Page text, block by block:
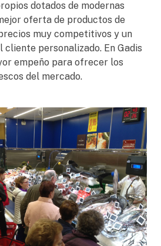
dotados de modernas
oferta de productos de
muy competitivos y un
cliente personalizado. En Gadis
empeño para ofrecer los
del mercado.